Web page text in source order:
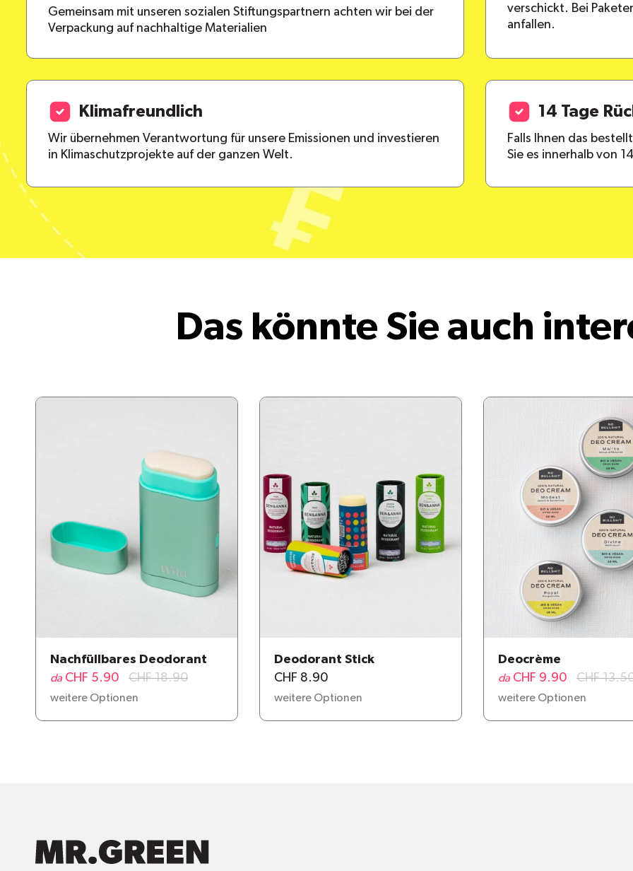
Gemeinsam mit unseren sozialen Stiftungspartnern achten wir bei der
Verpackung auf nachhaltige Materialien
verschickt. Bei
anfallen.
Klimafreundlich
Wir übernehmen Verantwortung für unsere Emissionen und investieren
in Klimaschutzprojekte auf der ganzen Welt.
14 Tage
Falls Ihnen das
Sie es innerhalb von
Das könnte Sie auch
Nachfüllbares Deodorant
da CHF 5.90 CHF 18.90
weitere Optionen
Deodorant Stick
CHF 8.90
weitere Optionen
Deocrème
da CHF 9.90 CHF
weitere Optionen